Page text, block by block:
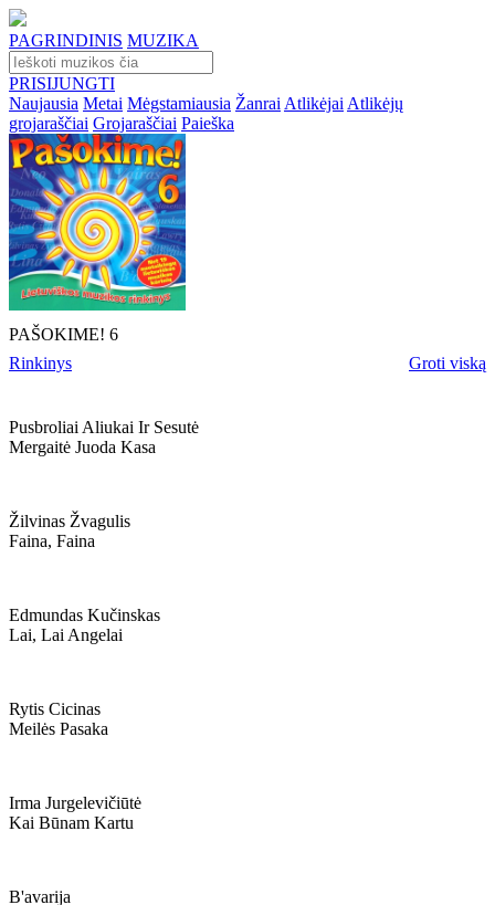
PAGRINDINIS MUZIKA
PRISIJUNGTI
Naujausia Metai Mėgstamiausia Žanrai Atlikėjai Atlikėjų
grojaraščiai Grojaraščiai Paieška
PAŠOKIME! 6
Rinkinys
Groti viską
Pusbroliai Aliukai Ir Sesutė
Mergaitė Juoda Kasa
Žilvinas Žvagulis
Faina, Faina
Edmundas Kučinskas
Lai, Lai Angelai
Rytis Cicinas
Meilės Pasaka
Irma Jurgelevičiūtė
Kai Būnam Kartu
B'avarija